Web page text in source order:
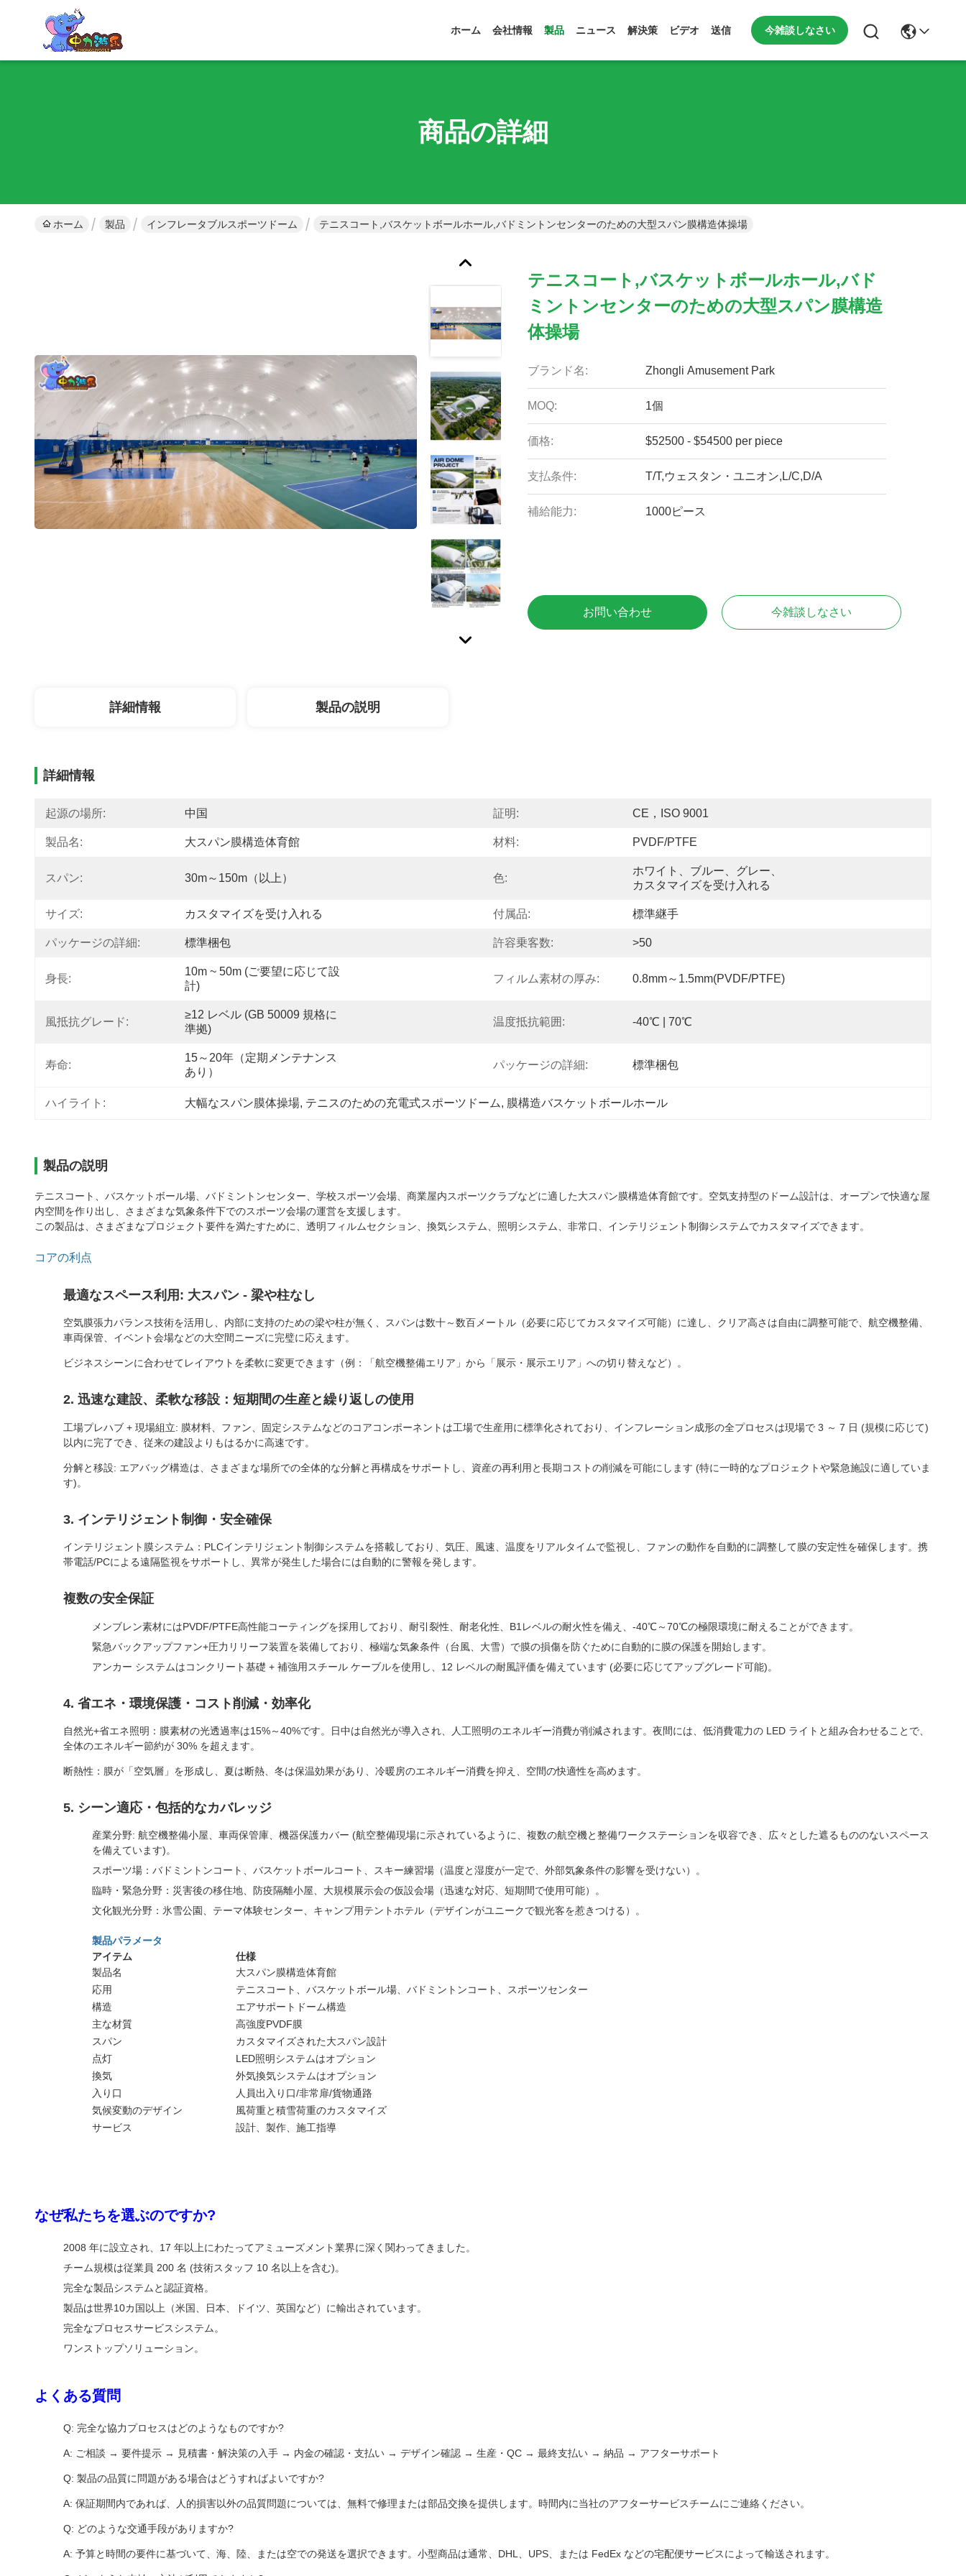
ホーム 会社情報 製品 ニュース 解決策 ビデオ 送信 今雑談しなさい
商品の詳細
ホーム 製品 インフレータブルスポーツドーム テニスコート,バスケットボールホール,バドミントンセンターのための大型スパン膜構造体操場
テニスコート,バスケットボールホール,バド
ミントンセンターのための大型スパン膜構造
体操場
ブランド名: Zhongli Amusement Park
MOQ: 1個
価格: $52500 - $54500 per piece
支払条件: T/T,ウェスタン・ユニオン,L/C,D/A
補給能力: 1000ピース
お問い合わせ 今雑談しなさい
詳細情報 製品の説明
詳細情報
起源の場所: 中国 証明: CE，ISO 9001
製品名: 大スパン膜構造体育館 材料: PVDF/PTFE
スパン: 30m～150m（以上） 色:
ホワイト、ブルー、グレー、
カスタマイズを受け入れる
サイズ: カスタマイズを受け入れる 付属品: 標準継手
パッケージの詳細: 標準梱包 許容乗客数: >50
身長:
10m ~ 50m (ご要望に応じて設
計)
フィルム素材の厚み: 0.8mm～1.5mm(PVDF/PTFE)
風抵抗グレード:
≥12 レベル (GB 50009 規格に
準拠)
温度抵抗範囲: -40℃ | 70℃
寿命:
15～20年（定期メンテナンス
あり）
パッケージの詳細: 標準梱包
ハイライト: 大幅なスパン膜体操場, テニスのための充電式スポーツドーム, 膜構造バスケットボールホール
製品の説明
テニスコート、バスケットボール場、バドミントンセンター、学校スポーツ会場、商業屋内スポーツクラブなどに適した大スパン膜構造体育館です。空気支持型のドーム設計は、オープンで快適な屋
内空間を作り出し、さまざまな気象条件下でのスポーツ会場の運営を支援します。
この製品は、さまざまなプロジェクト要件を満たすために、透明フィルムセクション、換気システム、照明システム、非常口、インテリジェント制御システムでカスタマイズできます。
コアの利点
最適なスペース利用: 大スパン - 梁や柱なし
空気膜張力バランス技術を活用し、内部に支持のための梁や柱が無く、スパンは数十～数百メートル（必要に応じてカスタマイズ可能）に達し、クリア高さは自由に調整可能で、航空機整備、
車両保管、イベント会場などの大空間ニーズに完璧に応えます。
ビジネスシーンに合わせてレイアウトを柔軟に変更できます（例：「航空機整備エリア」から「展示・展示エリア」への切り替えなど）。
2. 迅速な建設、柔軟な移設：短期間の生産と繰り返しの使用
工場プレハブ + 現場組立: 膜材料、ファン、固定システムなどのコアコンポーネントは工場で生産用に標準化されており、インフレーション成形の全プロセスは現場で 3 ～ 7 日 (規模に応じて)
以内に完了でき、従来の建設よりもはるかに高速です。
分解と移設: エアバッグ構造は、さまざまな場所での全体的な分解と再構成をサポートし、資産の再利用と長期コストの削減を可能にします (特に一時的なプロジェクトや緊急施設に適していま
す)。
3. インテリジェント制御・安全確保
インテリジェント膜システム：PLCインテリジェント制御システムを搭載しており、気圧、風速、温度をリアルタイムで監視し、ファンの動作を自動的に調整して膜の安定性を確保します。携
帯電話/PCによる遠隔監視をサポートし、異常が発生した場合には自動的に警報を発します。
複数の安全保証
メンブレン素材にはPVDF/PTFE高性能コーティングを採用しており、耐引裂性、耐老化性、B1レベルの耐火性を備え、-40℃～70℃の極限環境に耐えることができます。
緊急バックアップファン+圧力リリーフ装置を装備しており、極端な気象条件（台風、大雪）で膜の損傷を防ぐために自動的に膜の保護を開始します。
アンカー システムはコンクリート基礎 + 補強用スチール ケーブルを使用し、12 レベルの耐風評価を備えています (必要に応じてアップグレード可能)。
4. 省エネ・環境保護・コスト削減・効率化
自然光+省エネ照明：膜素材の光透過率は15%～40%です。日中は自然光が導入され、人工照明のエネルギー消費が削減されます。夜間には、低消費電力の LED ライトと組み合わせることで、
全体のエネルギー節約が 30% を超えます。
断熱性：膜が「空気層」を形成し、夏は断熱、冬は保温効果があり、冷暖房のエネルギー消費を抑え、空間の快適性を高めます。
5. シーン適応・包括的なカバレッジ
産業分野: 航空機整備小屋、車両保管庫、機器保護カバー (航空整備現場に示されているように、複数の航空機と整備ワークステーションを収容でき、広々とした遮るもののないスペース
を備えています)。
スポーツ場：バドミントンコート、バスケットボールコート、スキー練習場（温度と湿度が一定で、外部気象条件の影響を受けない）。
臨時・緊急分野：災害後の移住地、防疫隔離小屋、大規模展示会の仮設会場（迅速な対応、短期間で使用可能）。
文化観光分野：氷雪公園、テーマ体験センター、キャンプ用テントホテル（デザインがユニークで観光客を惹きつける）。
製品パラメータ
アイテム
仕様
製品名
大スパン膜構造体育館
応用
テニスコート、バスケットボール場、バドミントンコート、スポーツセンター
構造
エアサポートドーム構造
主な材質
高強度PVDF​​膜
スパン
カスタマイズされた大スパン設計
点灯
LED照明システムはオプション
換気
外気換気システムはオプション
入り口
人員出入り口/非常扉/貨物通路
気候変動のデザイン
風荷重と積雪荷重のカスタマイズ
サービス
設計、製作、施工指導
なぜ私たちを選ぶのですか?
2008 年に設立され、17 年以上にわたってアミューズメント業界に深く関わってきました。
チーム規模は従業員 200 名 (技術スタッフ 10 名以上を含む)。
完全な製品システムと認証資格。
製品は世界10カ国以上（米国、日本、ドイツ、英国など）に輸出されています。
完全なプロセスサービスシステム。
ワンストップソリューション。
よくある質問
Q: 完全な協力プロセスはどのようなものですか?
A: ご相談 → 要件提示 → 見積書・解決策の入手 → 内金の確認・支払い → デザイン確認 → 生産・QC → 最終支払い → 納品 → アフターサポート
Q: 製品の品質に問題がある場合はどうすればよいですか?
A: 保証期間内であれば、人的損害以外の品質問題については、無料で修理または部品交換を提供します。時間内に当社のアフターサービスチームにご連絡ください。
Q: どのような交通手段がありますか?
A: 予算と時間の要件に基づいて、海、陸、または空での発送を選択できます。小型商品は通常、DHL、UPS、または FedEx などの宅配便サービスによって輸送されます。